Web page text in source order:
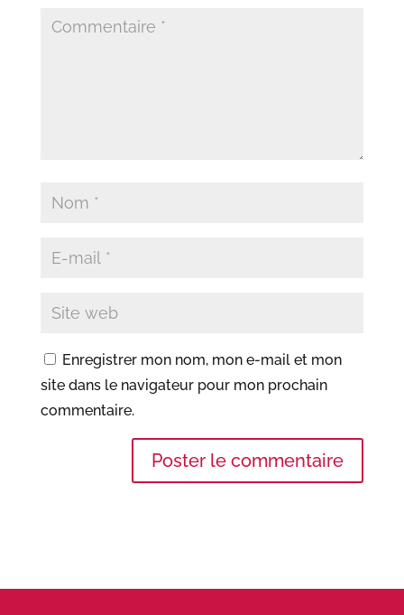
Enregistrer mon nom, mon e-mail et mon
site dans le navigateur pour mon prochain
commentaire.